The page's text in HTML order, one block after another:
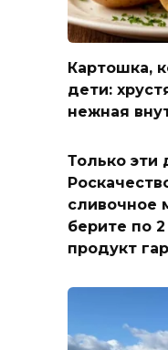
Картошка,
дети:
нежная
Только эти
сливочное
берите по
продукт